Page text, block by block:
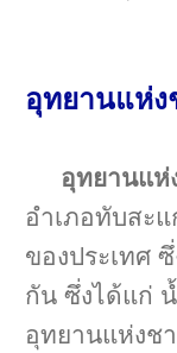
อุทยานแห่ง
อุทยานแห่
อำเภอทับสะ
ของประเทศ
กัน ซึ่งได้แก่
อุทยานแห่งช